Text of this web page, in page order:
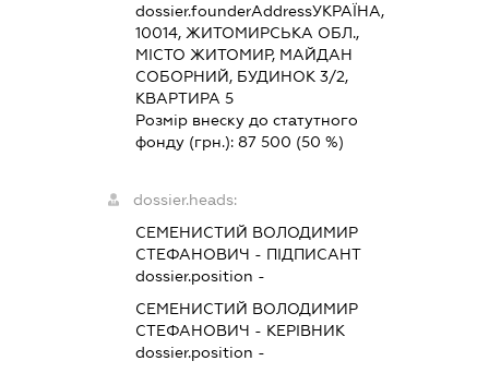
dossier.founderAddressУКРАЇНА,
10014, ЖИТОМИРСЬКА ОБЛ.,
МІСТО ЖИТОМИР, МАЙДАН
СОБОРНИЙ, БУДИНОК 3/2,
КВАРТИРА 5
Розмір внеску до статутного
фонду (грн.):87 500 (50 %)
dossier.heads:
СЕМЕНИСТИЙ ВОЛОДИМИР
СТЕФАНОВИЧ - ПІДПИСАНТ
dossier.position -
СЕМЕНИСТИЙ ВОЛОДИМИР
СТЕФАНОВИЧ - КЕРІВНИК
dossier.position -